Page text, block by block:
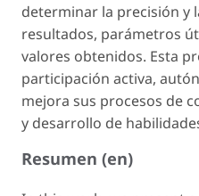
determinar la precisión y
resultados, parámetros
valores obtenidos. Esta
participación activa,
mejora sus procesos de
y desarrollo de
Resumen (en)